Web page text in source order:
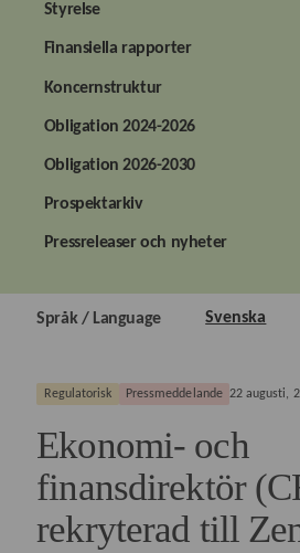
Styrelse
Finansiella rapporter
Koncernstruktur
Obligation 2024-2026
Obligation 2026-2030
Prospektarkiv
Pressreleaser och nyheter
Språk / Language Svenska
Regulatorisk Pressmeddelande 22 augusti,
Ekonomi- och
finansdirektör
rekryterad till